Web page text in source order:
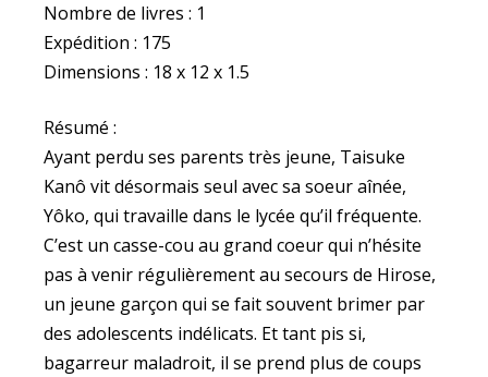
Nombre de livres : 1
Expédition : 175
Dimensions : 18 x 12 x 1.5
Résumé :
Ayant perdu ses parents très jeune, Taisuke
Kanô vit désormais seul avec sa soeur aînée,
Yôko, qui travaille dans le lycée qu’il fréquente.
C’est un casse-cou au grand coeur qui n’hésite
pas à venir régulièrement au secours de Hirose,
un jeune garçon qui se fait souvent brimer par
des adolescents indélicats. Et tant pis si,
bagarreur maladroit, il se prend plus de coups